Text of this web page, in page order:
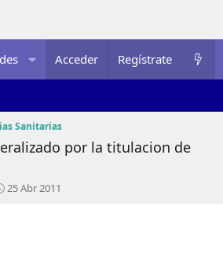
Multimedia Recursos
Acceder Regístrate
Sanitarias
por la titulacion de
F
25 Abr 2011